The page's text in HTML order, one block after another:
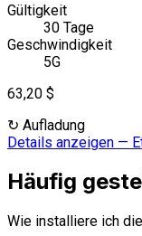
Gültigkeit
30 Tage
Geschwindigkeit
5G
63,20 $
↻ Aufladung
Details anzeigen —
Häufig
Wie installiere ich